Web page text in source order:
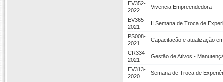
EV352-
2022
Vivencia Empreendedora
EV365-
2021
II Semana de Troca de
PS008-
2021
Capacitação e atualização
CR334-
2021
Gestão de Ativos -
EV313-
2020
Semana de Troca de